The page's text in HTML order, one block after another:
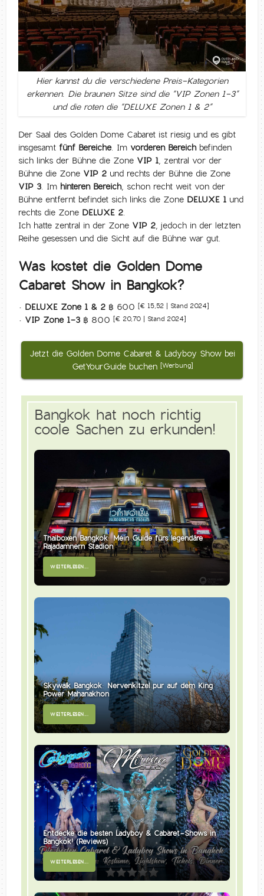
Hier kannst du die verschiedene Preis-Kategorien
erkennen. Die braunen Sitze sind die “VIP Zonen 1-3”
und die roten die “DELUXE Zonen 1 & 2”
Der Saal des Golden Dome Cabaret ist riesig und es gibt
insgesamtfünf Bereiche. Im vorderen Bereichbefinden
sich links der Bühne die Zone VIP 1, zentral vor der
Bühne die Zone VIP 2 und rechts der Bühne die Zone
VIP 3. Im hinteren Bereich, schon recht weit von der
Bühne entfernt befindet sich links die Zone DELUXE 1 und
rechts die Zone DELUXE 2.
Ich hatte zentral in der Zone VIP 2, jedoch in der letzten
Reihe gesessen und die Sicht auf die Bühne war gut.
Was kostet die Golden Dome
Cabaret Show in Bangkok?
• DELUXE Zone 1 & 2 ฿ 600 [€ 15,52 | Stand 2024]
• VIP Zone 1-3 ฿ 800 [€ 20,70 | Stand 2024]
Jetzt die Golden Dome Cabaret & Ladyboy Show bei
GetYourGuide buchen
[Werbung]
Bangkok hat noch richtig
coole Sachen zu erkunden!
Thaiboxen Bangkok: Mein Guide fürs legendäre
Rajadamnern Stadion
WEITERLESEN...
Skywalk Bangkok: Nervenkitzel pur auf dem King
Power Mahanakhon
WEITERLESEN...
Entdecke die besten Ladyboy & Cabaret-Shows in
Bangkok! (Reviews)
WEITERLESEN...